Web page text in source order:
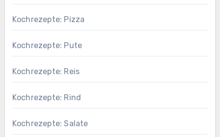
Kochrezepte: Pizza
Kochrezepte: Pute
Kochrezepte: Reis
Kochrezepte: Rind
Kochrezepte: Salate